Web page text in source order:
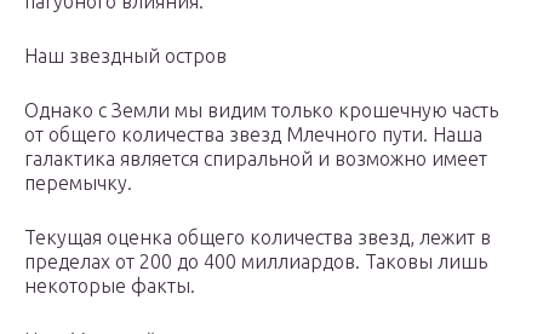
Наш звездный остров
Однако с Земли мы видим только крошечную часть
от общего количества звезд Млечного пути. Наша
галактика является спиральной и возможно имеет
перемычку.
Текущая оценка общего количества звезд, лежит в
пределах от 200 до 400 миллиардов. Таковы лишь
некоторые факты.